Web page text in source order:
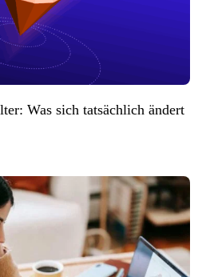
Was sich tatsächlich ändert